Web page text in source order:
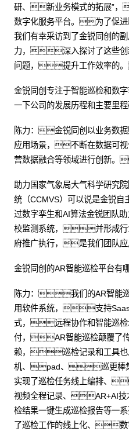
研、新业务模式的拓展”，
数字化服务平台。为了促
我们有幸采访到了金锐同创的
力，深入探讨了这些创
问题，提升工作效率的
金锐同创专注于智能巡检和数
一下公司的发展历程和主要里
陈力：金锐同创以业务数
应用场景，不断在数据可
营数据融合等领域进行创新
助力国家气象局大气科学研究
统（CCMVS）可以说是金锐
过数字孪生和AI算法金锐团队
校监测系统，并形成行
府推广执行，是我们团队
金锐同创的AR智能巡检平台
陈力：我们的AR智能巡
用软件系统，支持Saas
式，远程协作和智能巡检
付，AR智能巡检颠覆了
赖，巡检记录和工具也
机、pad、巡更棒
实现了巡检任务线上编排、
视频全程记录、AR+AI
检结果一键生成巡检报告等
了巡检工作的线上化、